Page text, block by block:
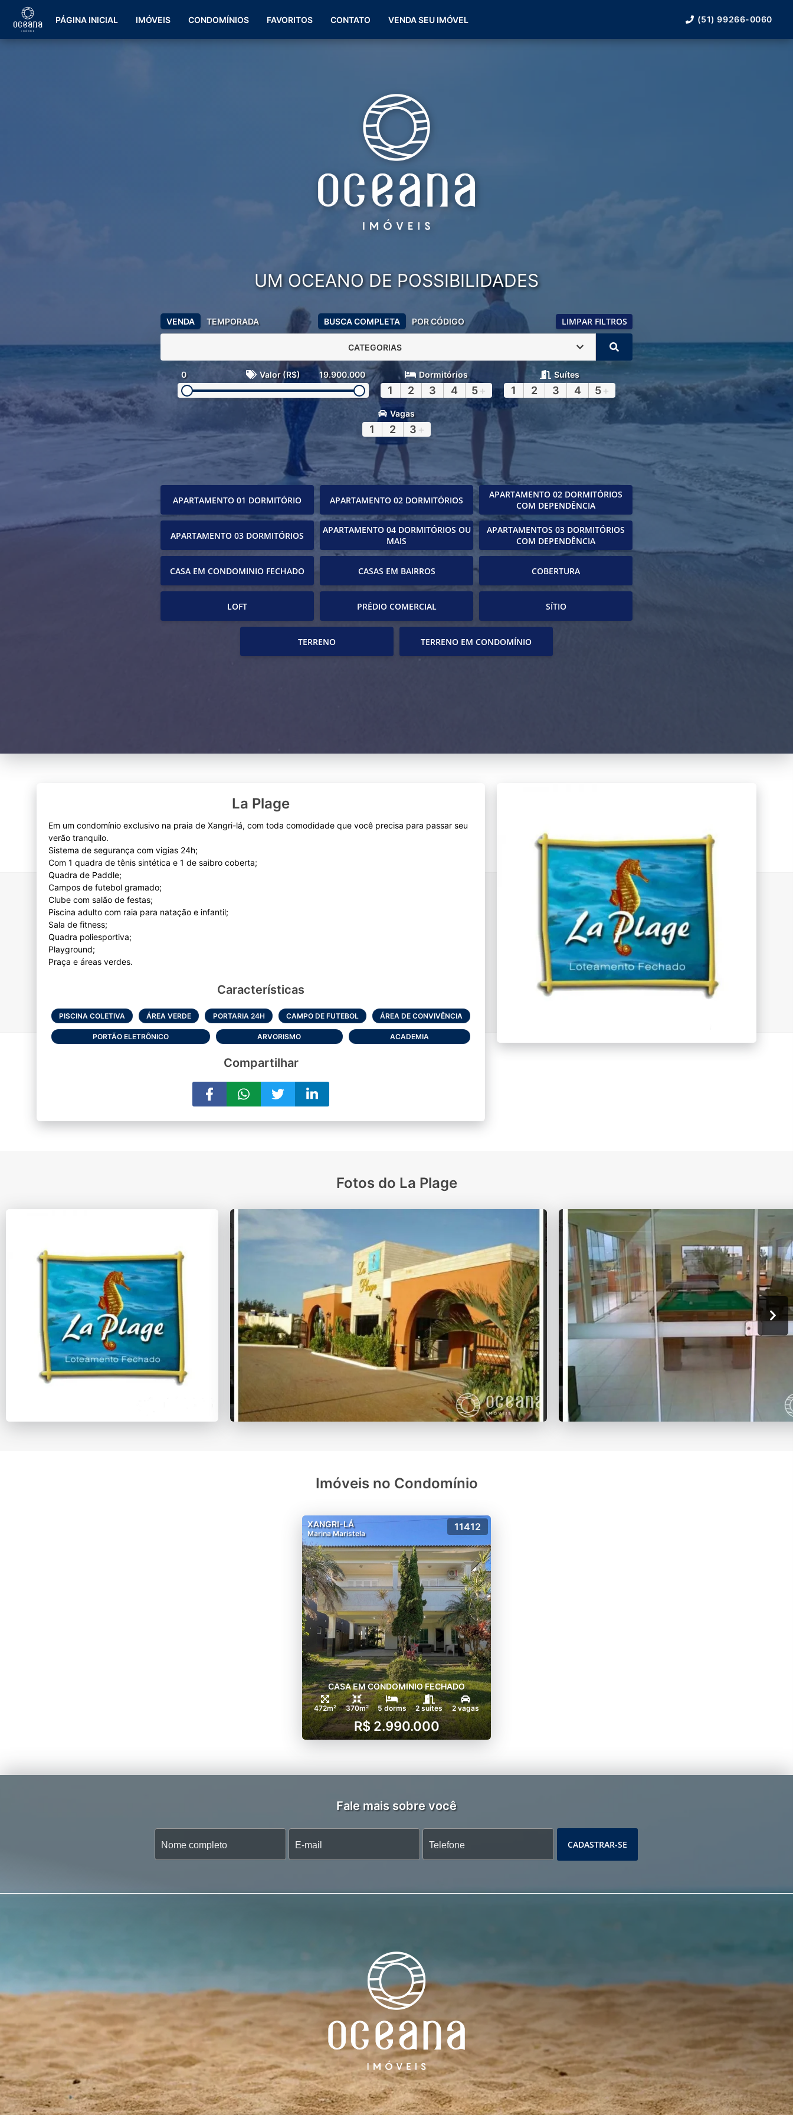
(51) 99266-0060
PÁGINA INICIAL IMÓVEIS CONDOMÍNIOS FAVORITOS CONTATO VENDA SEU IMÓVEL (51) 99266-0060
UM OCEANO DE POSSIBILIDADES
VENDA TEMPORADA BUSCA COMPLETA POR CÓDIGO LIMPAR FILTROS
CATEGORIAS
0 Valor (R$) 19.900.000 Dormitórios
1 2 3 4 5+
Suítes
1 2 3 4 5+
Vagas
1 2 3 +
APARTAMENTO 01 DORMITÓRIO APARTAMENTO 02 DORMITÓRIOS
APARTAMENTO 02 DORMITÓRIOS
COM DEPENDÊNCIA
APARTAMENTO 03 DORMITÓRIOS
APARTAMENTO 04 DORMITÓRIOS OU
MAIS
APARTAMENTOS 03 DORMITÓRIOS
COM DEPENDÊNCIA
CASA EM CONDOMINIO FECHADO CASAS EM BAIRROS COBERTURA
LOFT PRÉDIO COMERCIAL SÍTIO
TERRENO TERRENO EM CONDOMÍNIO
La Plage
Em um condomínio exclusivo na praia de Xangri-lá, com toda comodidade que você precisa para passar seu
verão tranquilo.
Sistema de segurança com vigias 24h;
Com 1 quadra de tênis sintética e 1 de saibro coberta;
Quadra de Paddle;
Campos de futebol gramado;
Clube com salão de festas;
Piscina adulto com raia para natação e infantil;
Sala de fitness;
Quadra poliesportiva;
Playground;
Características
PISCINA COLETIVA ÁREA VERDE PORTARIA 24H CAMPO DE FUTEBOL ÁREA DE CONVIVÊNCIA
PORTÃO ELETRÔNICO ARVORISMO ACADEMIA
Compartilhar
Fotos do La Plage
Imóveis no Condomínio
XANGRI-LÁ
Marina Maristela
11412
CASA EM CONDOMINIO FECHADO
472m² 370m² 5 dorms 2 suítes 2 vagas
R$ 2.990.000
Fale mais sobre você
CADASTRAR-SE